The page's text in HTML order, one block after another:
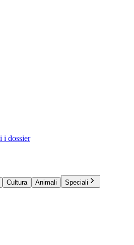
i dossier
Cultura Animali
Speciali